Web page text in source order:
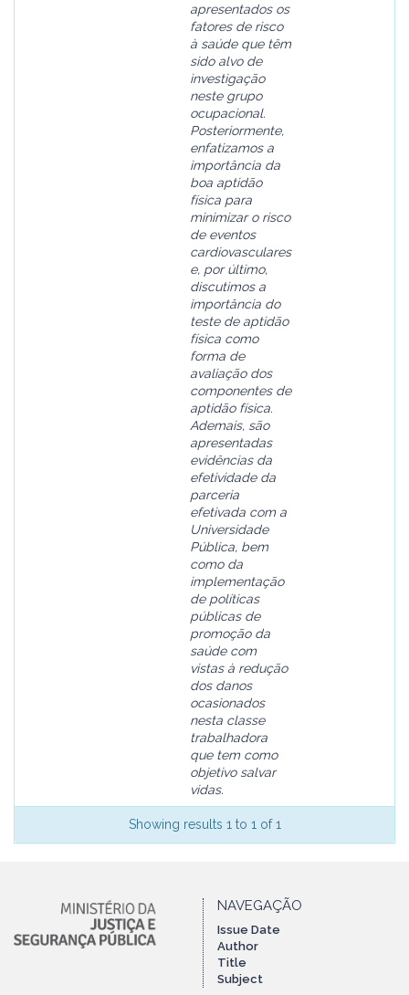
apresentados os
fatores de risco
à saúde que têm
sido alvo de
investigação
neste grupo
ocupacional.
Posteriormente,
enfatizamos a
importância da
boa aptidão
física para
minimizar o risco
de eventos
cardiovasculares
e, por último,
discutimos a
importância do
teste de aptidão
física como
forma de
avaliação dos
componentes de
aptidão física.
Ademais, são
apresentadas
evidências da
efetividade da
parceria
efetivada com a
Universidade
Pública, bem
como da
implementação
de políticas
públicas de
promoção da
saúde com
vistas à redução
dos danos
ocasionados
nesta classe
trabalhadora
que tem como
objetivo salvar
vidas.
Showing results 1 to 1 of 1
NAVEGAÇÃO
Issue Date
Author
Title
Subject